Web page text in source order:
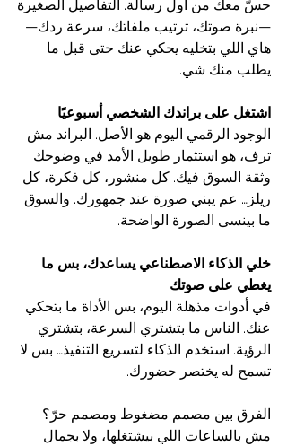
حسّ معك من أول رسالة. التفاصيل الصغيرة
—نبرة صوتك، ترتيب ملفاتك، سرعة ردك—
هاي اللي بتخليه يحكي عنك حتى قبل ما
يطلب منك شي.
اشتغل على براندك الشخصي أسبوعيًا
الوجود الرقمي اليوم هو الأصل. البراند مش
ترف، هو استثمار طويل الأمد في وضوحك
وثقة السوق فيك. كل منشور، كل فكرة، كل
ريلز… عم يبني صورة عند جمهورك. والسوق
ما بينسى الصورة الواضحة.
خلي الذكاء الاصطناعي يساعدك، بس ما
يغطي على صوتك
في أدوات مذهلة اليوم، بس الأداة ما بتحكي
عنك. الناس ما بتشتري السرعة، بتشتري
الرؤية. استخدم الذكاء لتسريع التنفيذ… بس لا
تسمح له يختصر حضورك.
الفرق بين مصمم مضغوط ومصمم حرّ؟
مش بالساعات اللي بيشتغلها، ولا بجمال